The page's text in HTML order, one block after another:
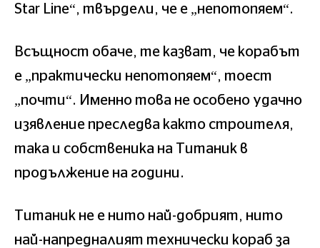
Star Line“, твърдели, че е „непотопяем“.
Всъщност обаче, те казват, че корабът
е „практически непотопяем“, тоест
„почти“. Именно това не особено удачно
изявление преследва както строителя,
така и собственика на Титаник в
продължение на години.
Титаник не е нито най-добрият, нито
най-напредналият технически кораб за